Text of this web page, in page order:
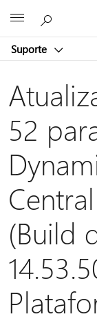
Suporte
52
(Build